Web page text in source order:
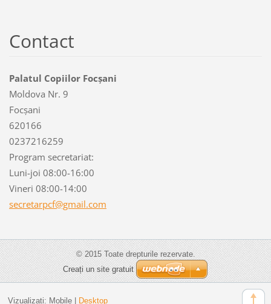
Contact
Palatul Copiilor Focșani
Moldova Nr. 9
Focșani
620166
0237216259
Program secretariat:
Luni-joi 08:00-16:00
Vineri 08:00-14:00
secretarpcf@gmail.com
© 2015 Toate drepturile rezervate.
Creați un site gratuit
Vizualizați: Mobile| Desktop